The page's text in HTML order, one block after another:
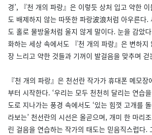
경’, 『천 개의 파랑』은 이렇듯 상처 입고 약한
도 배제하지 않는 따뜻한 파랑波浪처럼 아우른다.
도 홀로 물방울처럼 울지 않게 말이다. 눈을 감았
화하는 세상 속에서도 『천 개의 파랑』은 변하지
장 느리고 약한 것들과 기꺼이 발걸음을 맞추며 걷
『천 개의 파랑』은 천선란 작가가 휴대폰 메모장
부터 시작한다. ‘우리는 모두 천천히 달리는 연습
도로 지나가는 풍경 속에서도 ‘있는 힘껏 고개를
라보는’ 천선란의 시선은 올곧으며, 개미 한 마리
린 걸음을 연습하는 작가의 태도는 믿음직스럽다.